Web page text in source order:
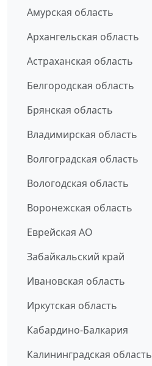
Амурская область
Архангельская область
Астраханская область
Белгородская область
Брянская область
Владимирская область
Волгоградская область
Вологодская область
Воронежская область
Еврейская АО
Забайкальский край
Ивановская область
Иркутская область
Кабардино-Балкария
Калининградская область